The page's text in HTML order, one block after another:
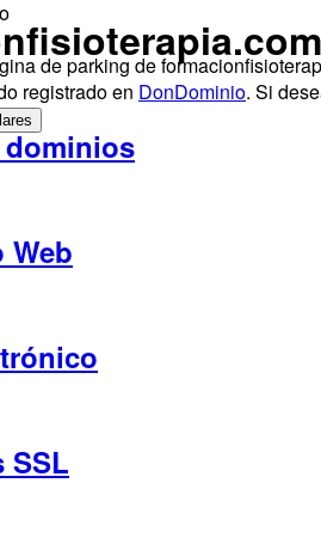
de parking de
registrado en DonDominio. Si
Web
SSL